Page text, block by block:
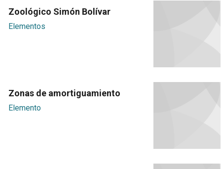
Zoológico Simón Bolívar
Elementos
Zonas de amortiguamiento
Elemento